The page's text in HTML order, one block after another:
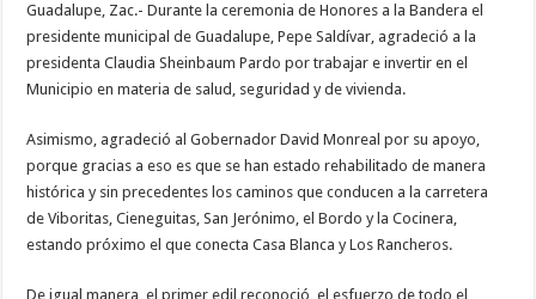
Guadalupe, Zac.- Durante la ceremonia de Honores a la Bandera el
presidente municipal de Guadalupe, Pepe Saldívar, agradeció a la
presidenta Claudia Sheinbaum Pardo por trabajar e invertir en el
Municipio en materia de salud, seguridad y de vivienda.
Asimismo, agradeció al Gobernador David Monreal por su apoyo,
porque gracias a eso es que se han estado rehabilitado de manera
histórica y sin precedentes los caminos que conducen a la carretera
de Viboritas, Cieneguitas, San Jerónimo, el Bordo y la Cocinera,
estando próximo el que conecta Casa Blanca y Los Rancheros.
De igual manera, el primer edil reconoció, el esfuerzo de todo el